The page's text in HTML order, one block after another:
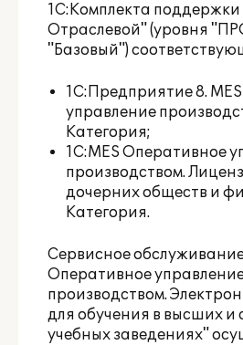
1С:Комплекта поддержки
Отраслевой" (уровня
"Базовый")
1С:Предприятие 8.
управление
Категория;
1С:MES Оперативное
производством.
дочерних обществ и
Категория.
Сервисное
Оперативное
производством.
для обучения в высших и
учебных заведениях"